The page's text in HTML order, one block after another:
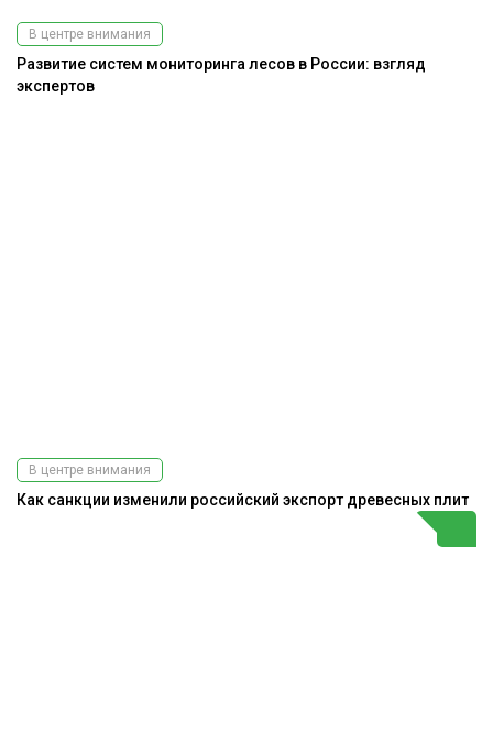
В центре внимания
Развитие систем мониторинга лесов в России: взгляд
экспертов
В центре внимания
Как санкции изменили российский экспорт древесных плит